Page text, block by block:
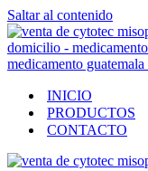
Saltar al contenido
INICIO
PRODUCTOS
CONTACTO